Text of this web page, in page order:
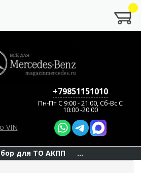
VIN
+79851151010
Пн-Пт C 9:00 - 21:00, Сб-Вс С
10:00 -20:00
для ТО АКПП ...